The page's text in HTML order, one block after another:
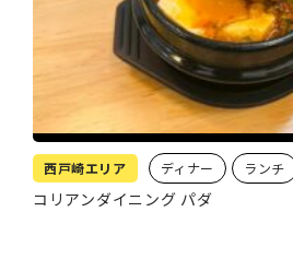
西戸崎エリア ディナー ランチ
コリアンダイニング パダ